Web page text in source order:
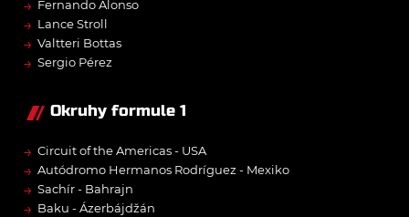
→ Fernando Alonso
→ Lance Stroll
→ Valtteri Bottas
→ Sergio Pérez
Okruhy formule 1
→ Circuit of the Americas - USA
→ Autódromo Hermanos Rodríguez - Mexiko
→ Sachír - Bahrajn
→ Baku - Ázerbájdžán